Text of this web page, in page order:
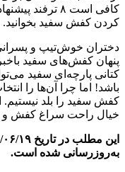
کافی است ۸
کردن کفش سفید بخوانید.
دختران خوش‌تیپ و
پنهان کفش‌های سفید
کتانی پارچه‌ای سفید
باشد! اما چرا آن‌ها را
کفش سفید را بلد نیستیم.
خیال راحت سراغ کفش و
به‌روز‌رسانی شده است.